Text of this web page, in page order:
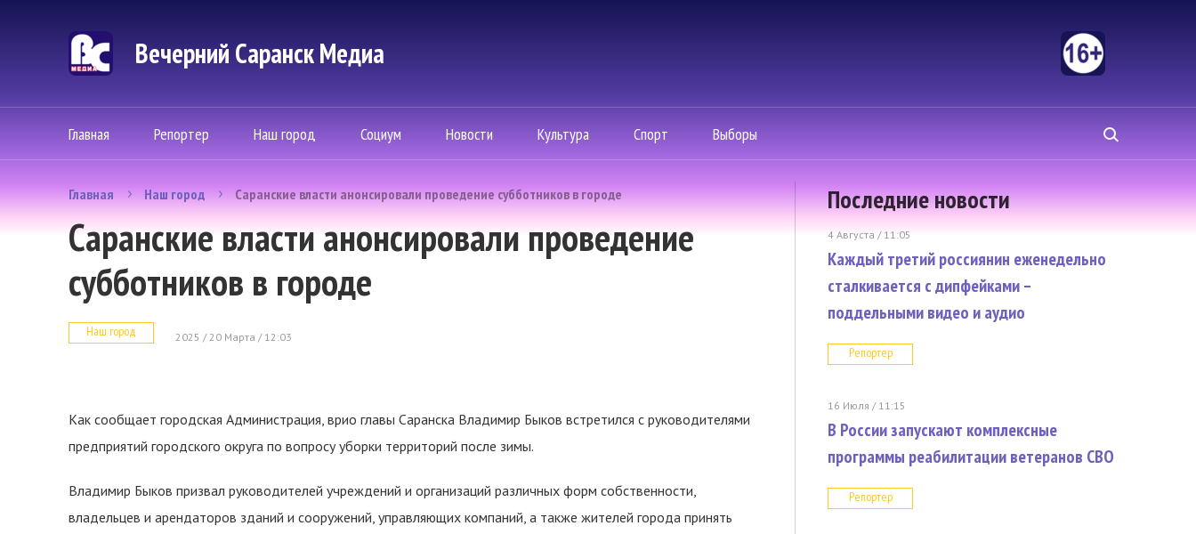
Вечерний Саранск Mедиа
Главная Репортер Наш город Социум Новости Культура Спорт Выборы
Главная Наш город Саранские власти анонсировали проведение субботников в городе
Саранские власти анонсировали проведение
субботников в городе
Наш город 2025 / 20 Марта / 12:03
Как сообщает городская Администрация, врио главы Саранска Владимир Быков встретился с руководителями
предприятий городского округа по вопросу уборки территорий после зимы.
Владимир Быков призвал руководителей учреждений и организаций различных форм собственности,
владельцев и арендаторов зданий и сооружений, управляющих компаний, а также жителей города принять
Последние новости
4 Августа / 11:05
Каждый третий россиянин еженедельно
сталкивается с дипфейками –
поддельными видео и аудио
Репортер
16 Июля / 11:15
В России запускают комплексные
программы реабилитации ветеранов СВО
Репортер